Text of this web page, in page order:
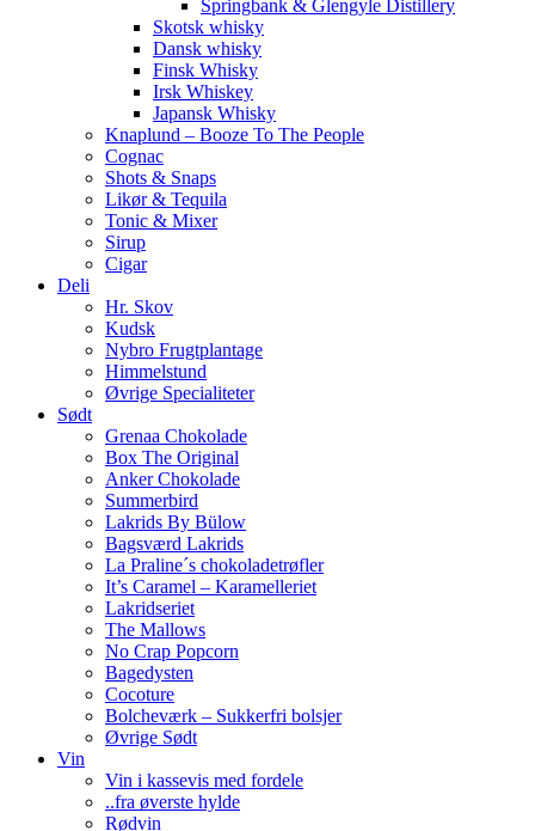
Springbank & Glengyle Distillery
Skotsk whisky
Dansk whisky
Finsk Whisky
Irsk Whiskey
Japansk Whisky
Knaplund – Booze To The People
Cognac
Shots & Snaps
Likør & Tequila
Tonic & Mixer
Sirup
Cigar
Deli
Hr. Skov
Kudsk
Nybro Frugtplantage
Himmelstund
Øvrige Specialiteter
Sødt
Grenaa Chokolade
Box The Original
Anker Chokolade
Summerbird
Lakrids By Bülow
Bagsværd Lakrids
La Praline´s chokoladetrøfler
It’s Caramel – Karamelleriet
Lakridseriet
The Mallows
No Crap Popcorn
Bagedysten
Cocoture
Bolcheværk – Sukkerfri bolsjer
Øvrige Sødt
Vin
Vin i kassevis med fordele
..fra øverste hylde
Rødvin